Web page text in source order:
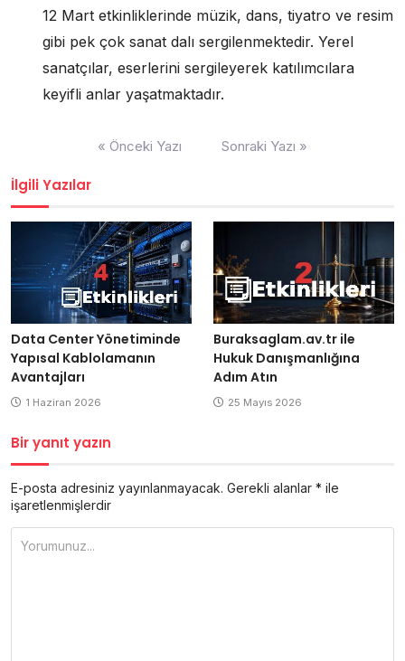
12 Mart etkinliklerinde müzik, dans, tiyatro ve resim
gibi pek çok sanat dalı sergilenmektedir. Yerel
sanatçılar, eserlerini sergileyerek katılımcılara
keyifli anlar yaşatmaktadır.
« Önceki Yazı Sonraki Yazı »
İlgili Yazılar
Data Center Yönetiminde
Yapısal Kablolamanın
Avantajları
1 Haziran 2026
Buraksaglam.av.tr ile
Hukuk Danışmanlığına
Adım Atın
25 Mayıs 2026
Bir yanıt yazın
E-posta adresiniz yayınlanmayacak. Gerekli alanlar * ile
işaretlenmişlerdir